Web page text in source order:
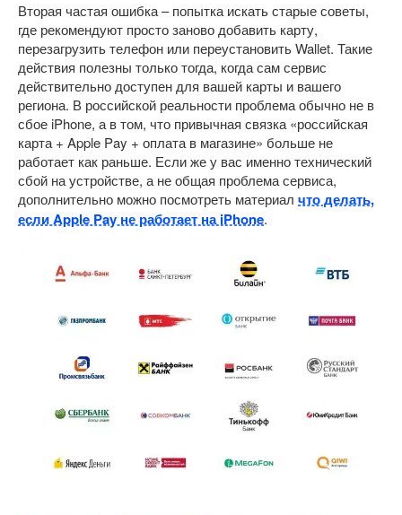
Вторая частая ошибка – попытка искать старые советы,
где рекомендуют просто заново добавить карту,
перезагрузить телефон или переустановить Wallet. Такие
действия полезны только тогда, когда сам сервис
действительно доступен для вашей карты и вашего
региона. В российской реальности проблема обычно не в
сбое iPhone, а в том, что привычная связка «российская
карта + Apple Pay + оплата в магазине» больше не
работает как раньше. Если же у вас именно технический
сбой на устройстве, а не общая проблема сервиса,
дополнительно можно посмотреть материал что делать,
если Apple Pay не работает на iPhone.